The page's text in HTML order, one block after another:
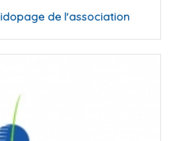
de l'association